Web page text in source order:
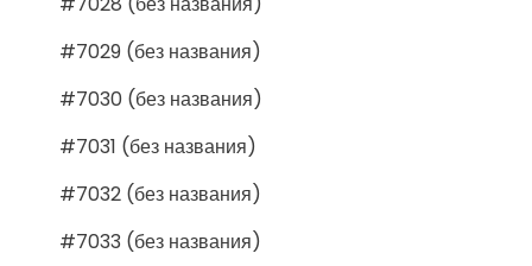
#7029 (без названия)
#7030 (без названия)
#7031 (без названия)
#7032 (без названия)
#7033 (без названия)